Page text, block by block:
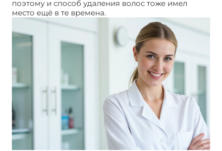
поэтому и способ удаления волос тоже имел
место ещё в те времена.